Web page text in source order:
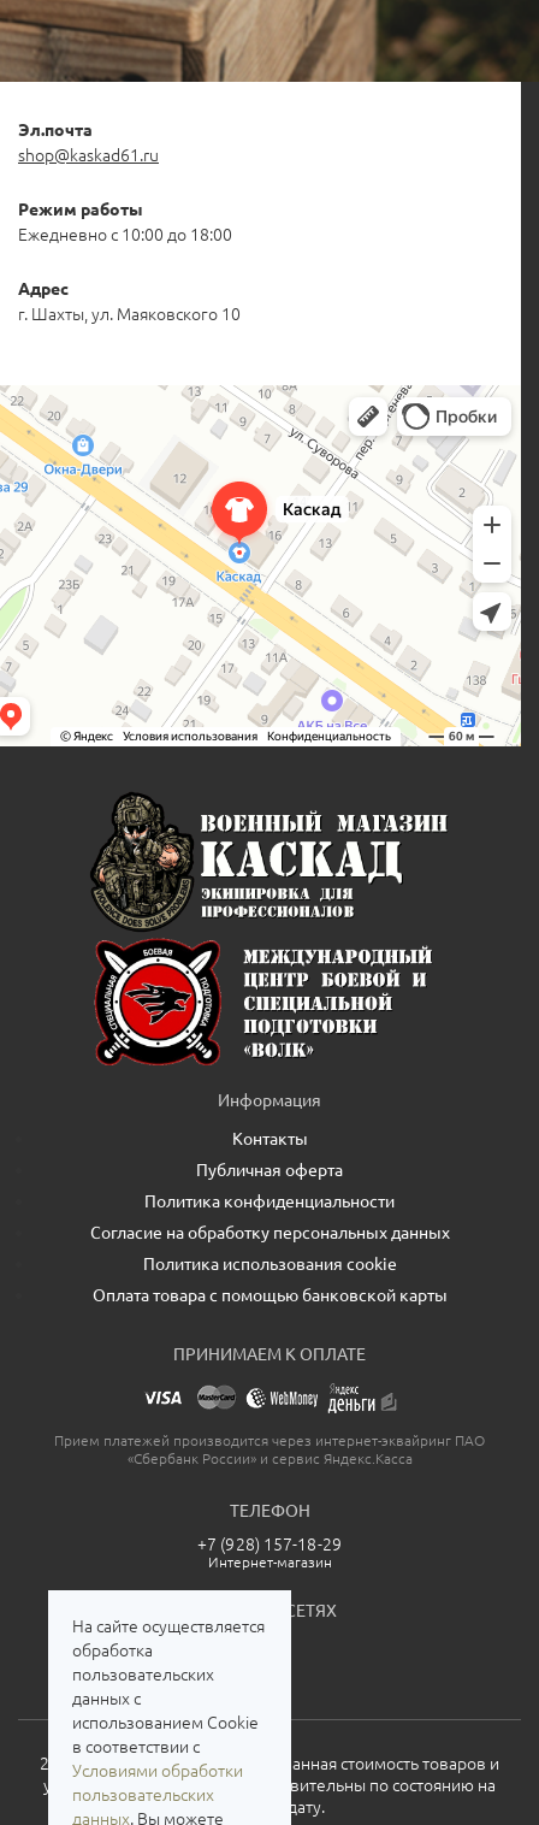
Эл.почта
shop@kaskad61.ru
Режим работы
Ежедневно с 10:00 до 18:00
Адрес
г. Шахты, ул. Маяковского 10
Информация
Контакты
Публичная оферта
Политика конфиденциальности
Согласие на обработку персональных данных
Политика использования cookie
Оплата товара с помощью банковской карты
ПРИНИМАЕМ К ОПЛАТЕ
Прием платежей производится через интернет-эквайринг ПАО
«Сбербанк России» и сервис Яндекс.Касса
ТЕЛЕФОН
+7 (928) 157-18-29
Интернет-магазин
МЫ В СОЦСЕТЯХ
2026. Все права защищены. Указанная стоимость товаров и
условия их приобретения действительны по состоянию на
текущую дату.
На сайте осуществляется
обработка
пользовательских
данных с
использованием Cookie
в соответствии с
Условиями обработки
пользовательских
данных. Вы можете